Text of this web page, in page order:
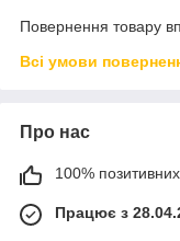
Повернення товару
Всі умови
Про нас
100% позитивних
Працює з